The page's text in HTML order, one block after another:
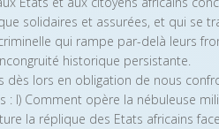
solidaires et assurées, et qui se
qui rampe par-delà leurs
historique persistante.
dès lors en obligation de nous
: I) Comment opère la nébuleuse
la réplique des Etats africains